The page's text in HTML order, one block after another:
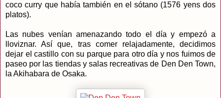
coco curry que había también en el sótano (1576 yens dos
platos).
Las nubes venían amenazando todo el día y empezó a
lloviznar. Así que, tras comer relajadamente, decidimos
dejar el castillo con su parque para otro día y nos fuimos de
paseo por las tiendas y salas recreativas de Den Den Town,
la Akihabara de Osaka.